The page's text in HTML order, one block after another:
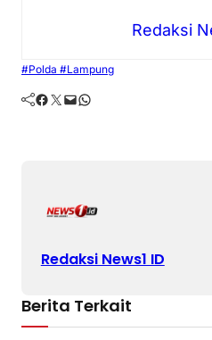
Redaksi
#Polda #Lampung
Facebook Twitter Mail WhatsApp
Redaksi News1 ID
Berita Terkait